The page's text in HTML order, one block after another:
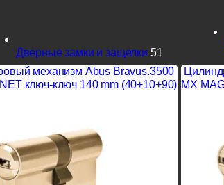
Дверные замки и защелки 51
механизм Abus Bravus.3500
ключ-ключ 140 mm (40+10+90) MX